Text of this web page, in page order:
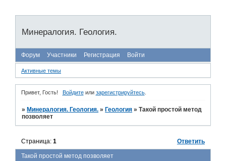
Минералогия. Геология.
Форум Участники Регистрация Войти
Активные темы
Привет, Гость! Войдитеили зарегистрируйтесь.
» Минералогия. Геология. » Геология »Такой простой метод
позволяет
Такой простой метод позволяет
Страница:1 Ответить